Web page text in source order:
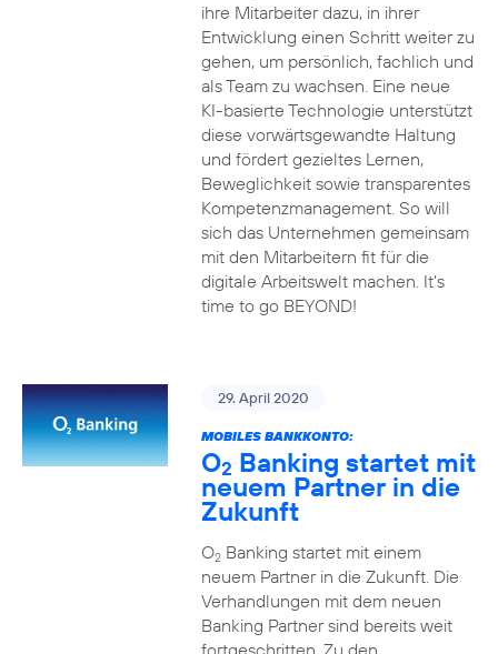
ihre Mitarbeiter dazu, in ihrer
Entwicklung einen Schritt weiter zu
gehen, um persönlich, fachlich und
als Team zu wachsen. Eine neue
KI-basierte Technologie unterstützt
diese vorwärtsgewandte Haltung
und fördert gezieltes Lernen,
Beweglichkeit sowie transparentes
Kompetenzmanagement. So will
sich das Unternehmen gemeinsam
mit den Mitarbeitern fit für die
digitale Arbeitswelt machen. It’s
time to go BEYOND!
29. April 2020
MOBILES BANKKONTO:
O2 Banking startet mit
neuem Partner in die
Zukunft
O2Banking startet mit einem
neuem Partner in die Zukunft. Die
Verhandlungen mit dem neuen
Banking Partner sind bereits weit
fortgeschritten. Zu den